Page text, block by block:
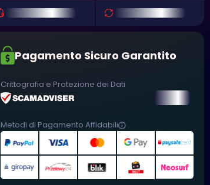
Pagamento Sicuro Garantito
Crittografia e Protezione dei Dati
Metodi di Pagamento Affidabili